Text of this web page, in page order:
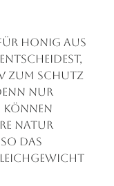
Honig aus
Schutz
nur
können
Natur
das